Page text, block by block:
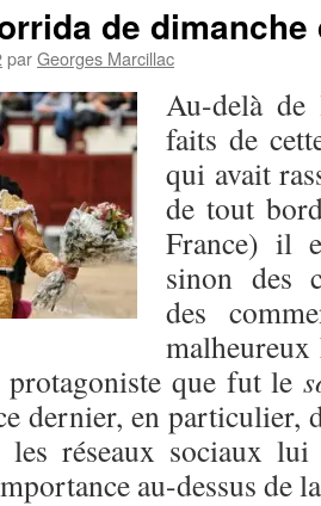
de
parGeorges Marcillac
Au-delà de
faits de
qui avait
de tout
France) il
sinon des
des
protagoniste que fut le
dernier, en particulier,
les réseaux sociaux
au-dessus de